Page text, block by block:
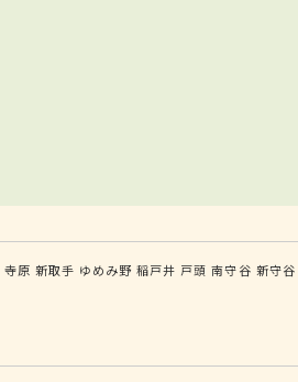
寺原 新取手 ゆめみ野 稲戸井 戸頭 南守谷 新守谷